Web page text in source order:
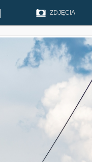
ZDJĘCIA